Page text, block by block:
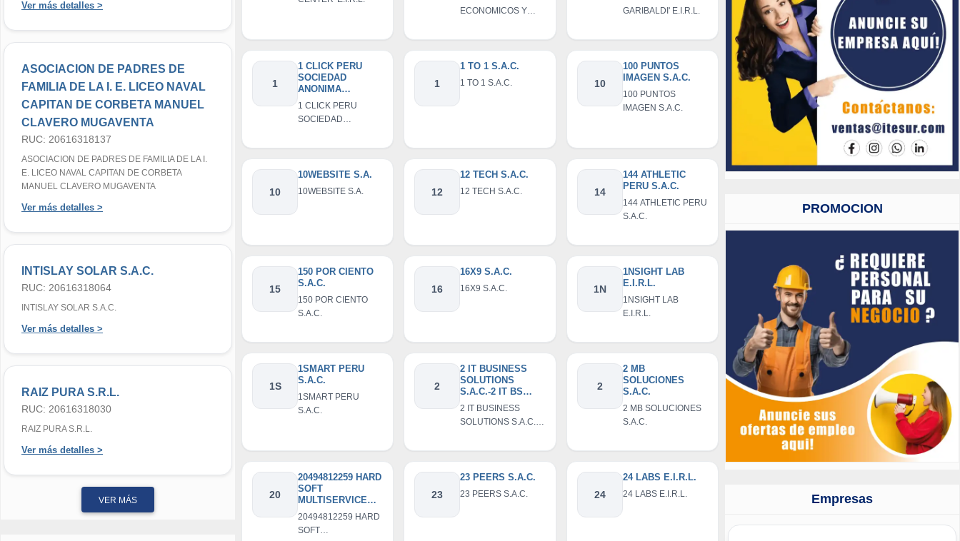
Ver más detalles >
ASOCIACION DE PADRES DE
FAMILIA DE LA I. E. LICEO NAVAL
CAPITAN DE CORBETA MANUEL
CLAVERO MUGAVENTA
RUC: 20616318137
ASOCIACION DE PADRES DE FAMILIA DE LA I.
E. LICEO NAVAL CAPITAN DE CORBETA
MANUEL CLAVERO MUGAVENTA
Ver más detalles >
INTISLAY SOLAR S.A.C.
RUC: 20616318064
INTISLAY SOLAR S.A.C.
Ver más detalles >
RAIZ PURA S.R.L.
RUC: 20616318030
RAIZ PURA S.R.L.
Ver más detalles >
VER MÁS
ECONOMICOS Y
GENERAL' S.R.L.
GARIBALDI' E.I.R.L.
1
1 CLICK PERU
SOCIEDAD
ANONIMA
CERRADA
1 CLICK PERU
SOCIEDAD
1
1 TO 1 S.A.C.
1 TO 1 S.A.C. 10
100 PUNTOS
IMAGEN S.A.C.
100 PUNTOS
IMAGEN S.A.C.
10
10WEBSITE S.A.
10WEBSITE S.A. 12
12 TECH S.A.C.
12 TECH S.A.C. 14
144 ATHLETIC
PERU S.A.C.
144 ATHLETIC PERU
S.A.C.
15
150 POR CIENTO
S.A.C.
150 POR CIENTO
S.A.C.
16
16X9 S.A.C.
16X9 S.A.C. 1N
1NSIGHT LAB
E.I.R.L.
1NSIGHT LAB
E.I.R.L.
1S
1SMART PERU
S.A.C.
1SMART PERU
S.A.C.
2
2 IT BUSINESS
SOLUTIONS
S.A.C.-2 IT BS
S.A.C.
2 IT BUSINESS
SOLUTIONS S.A.C.-2
2
2 MB
SOLUCIONES
S.A.C.
2 MB SOLUCIONES
S.A.C.
20
20494812259 HARD
SOFT
MULTISERVICE
S.R.L.
20494812259 HARD
SOFT
23
23 PEERS S.A.C.
23 PEERS S.A.C. 24
24 LABS E.I.R.L.
24 LABS E.I.R.L.
PROMOCION
Empresas